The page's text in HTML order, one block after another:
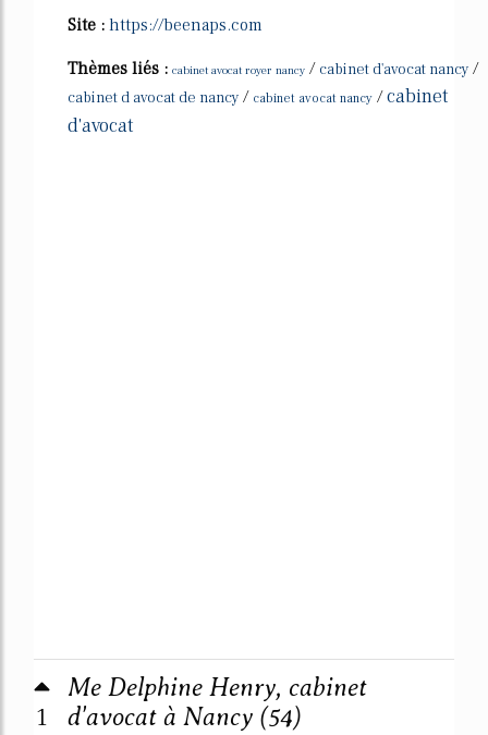
Site : https://beenaps.com
Thèmes liés : cabinet avocat royer nancy / cabinet d'avocat nancy /
cabinet d avocat de nancy / cabinet avocat nancy /cabinet
d'avocat
1
Me Delphine Henry, cabinet
d'avocat à Nancy (54)